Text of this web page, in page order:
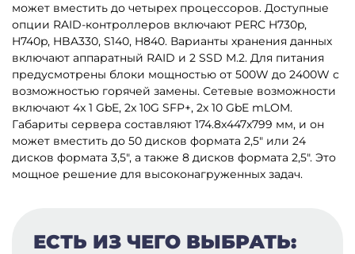
может вместить до четырех процессоров. Доступные
опции RAID-контроллеров включают PERC H730p,
H740p, HBA330, S140, H840. Варианты хранения данных
включают аппаратный RAID и 2 SSD M.2. Для питания
предусмотрены блоки мощностью от 500W до 2400W с
возможностью горячей замены. Сетевые возможности
включают 4x 1 GbE, 2x 10G SFP+, 2x 10 GbE mLOM.
Габариты сервера составляют 174.8x447x799 мм, и он
может вместить до 50 дисков формата 2,5″ или 24
дисков формата 3,5″, а также 8 дисков формата 2,5″. Это
мощное решение для высоконагруженных задач.
ЕСТЬ ИЗ ЧЕГО ВЫБРАТЬ: